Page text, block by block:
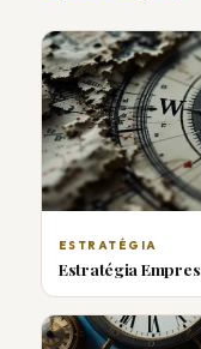
ESTRATÉGIA
Estratégia